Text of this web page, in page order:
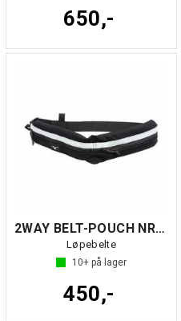
650,-
2WAY BELT-POUCH NR Sort/Grå NS
Løpebelte
10+ på lager
450,-